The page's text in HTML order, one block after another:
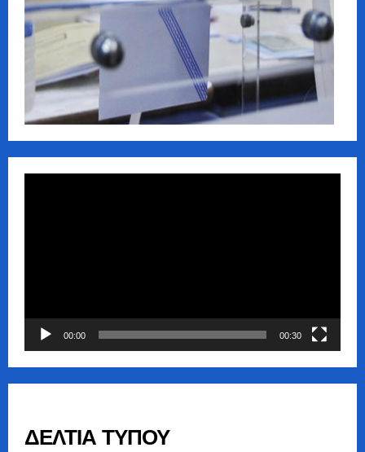
00:00 00:30
ΔΕΛΤΙΑ ΤΥΠΟΥ